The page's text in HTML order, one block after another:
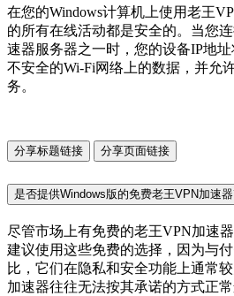
在您的Windows计算机上使用老王
的所有在线活动都是安全的。当您
速器服务器之一时，您的设备IP地
不安全的Wi-Fi网络上的数据，并允
务。
分享标题链接 分享页面链接
是否提供Windows版的免费老王VPN加速
尽管市场上有免费的老王VPN加速
建议使用这些免费的选择，因为与
比，它们在隐私和安全功能上通常
加速器往往无法按其承诺的方式正